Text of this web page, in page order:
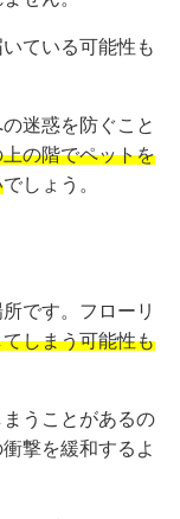
ている可能性も
迷惑を防ぐこと
の階でペットを
でしょう。
です。フローリ
しまう可能性も
うことがあるの
撃を緩和するよ